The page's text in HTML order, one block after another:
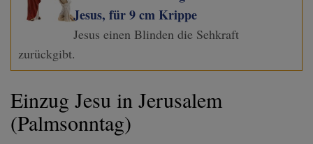
Jesus, für 9 cm Krippe
Jesus einen Blinden die Sehkraft
zurückgibt.
Einzug Jesu in Jerusalem
(Palmsonntag)